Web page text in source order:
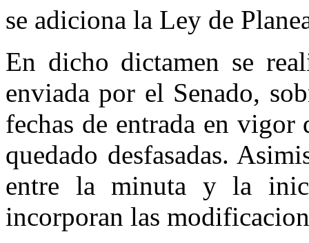
se adiciona la Ley de
En dicho dictamen se
enviada por el Senado,
fechas de entrada en vigor
quedado desfasadas.
entre la minuta y la
incorporan las